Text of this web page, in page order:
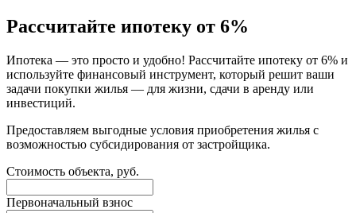
Рассчитайте ипотеку от 6%
Ипотека — это просто и удобно! Рассчитайте ипотеку от 6% и
используйте финансовый инструмент, который решит ваши
задачи покупки жилья — для жизни, сдачи в аренду или
инвестиций.
Предоставляем выгодные условия приобретения жилья с
возможностью субсидирования от застройщика.
Стоимость объекта, руб.
Первоначальный взнос